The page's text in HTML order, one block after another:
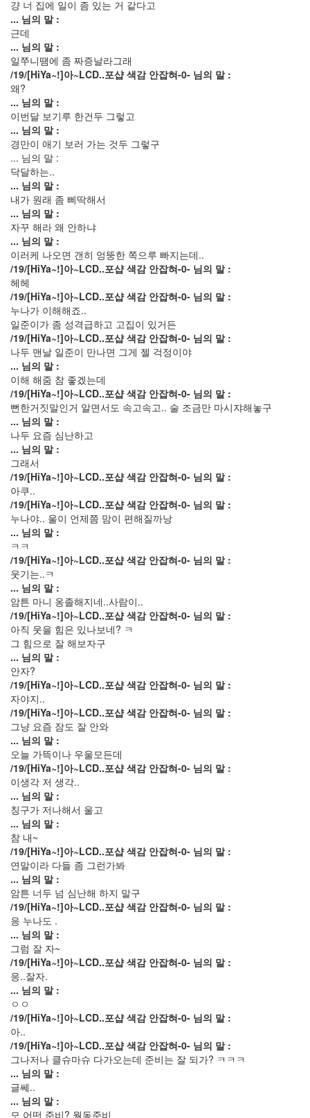
걍 너 집에 일이 좀 있는 거 같다고
... 님의 말 :
근데
... 님의 말 :
일쭈니땜에 좀 짜증날라그래
/19/[HiYa~!]아~LCD..포샵 색감 안잡혀-0- 님의 말 :
왜?
... 님의 말 :
이번달 보기루 한건두 그렇고
... 님의 말 :
경만이 애기 보러 가는 것두 그렇구
... 님의 말 :
닥달하는..
... 님의 말 :
내가 원래 좀 삐딱해서
... 님의 말 :
자꾸 해라 왜 안하냐
... 님의 말 :
이러케 나오면 갠히 엉뚱한 쪽으루 빠지는데..
/19/[HiYa~!]아~LCD..포샵 색감 안잡혀-0- 님의 말 :
헤헤
/19/[HiYa~!]아~LCD..포샵 색감 안잡혀-0- 님의 말 :
누나가 이해해죠..
일준이가 좀 성격급하고 고집이 있거든
/19/[HiYa~!]아~LCD..포샵 색감 안잡혀-0- 님의 말 :
나두 맨날 일준이 만나면 그게 젤 걱정이야
... 님의 말 :
이해 해줌 참 좋겠는데
/19/[HiYa~!]아~LCD..포샵 색감 안잡혀-0- 님의 말 :
뻔한거짓말인거 알면서도 속고속고.. 술 조금만 마시쟈해놓구
... 님의 말 :
나두 요즘 심난하고
... 님의 말 :
그래서
/19/[HiYa~!]아~LCD..포샵 색감 안잡혀-0- 님의 말 :
아쿠..
/19/[HiYa~!]아~LCD..포샵 색감 안잡혀-0- 님의 말 :
누나야.. 울이 언제쯤 맘이 편해질까낭
... 님의 말 :
ㅋㅋ
/19/[HiYa~!]아~LCD..포샵 색감 안잡혀-0- 님의 말 :
웃기는..ㅋ
... 님의 말 :
암튼 마니 옹졸해지네..사람이..
/19/[HiYa~!]아~LCD..포샵 색감 안잡혀-0- 님의 말 :
아직 웃을 힘은 있나보네? ㅋ
그 힘으로 잘 해보자구
... 님의 말 :
안자?
/19/[HiYa~!]아~LCD..포샵 색감 안잡혀-0- 님의 말 :
자야지..
/19/[HiYa~!]아~LCD..포샵 색감 안잡혀-0- 님의 말 :
그냥 요즘 잠도 잘 안와
... 님의 말 :
오늘 가뜩이나 우울모든데
/19/[HiYa~!]아~LCD..포샵 색감 안잡혀-0- 님의 말 :
이생각 저 생각..
... 님의 말 :
칭구가 저나해서 울고
... 님의 말 :
참 내~
/19/[HiYa~!]아~LCD..포샵 색감 안잡혀-0- 님의 말 :
연말이라 다들 좀 그런가봐
... 님의 말 :
암튼 너두 넘 심난해 하지 말구
/19/[HiYa~!]아~LCD..포샵 색감 안잡혀-0- 님의 말 :
응 누나도 .
... 님의 말 :
그럼 잘 자~
/19/[HiYa~!]아~LCD..포샵 색감 안잡혀-0- 님의 말 :
응..잘자.
... 님의 말 :
ㅇㅇ
/19/[HiYa~!]아~LCD..포샵 색감 안잡혀-0- 님의 말 :
아..
/19/[HiYa~!]아~LCD..포샵 색감 안잡혀-0- 님의 말 :
그나저나 클슈마슈 다가오는데 준비는 잘 되가? ㅋㅋㅋ
... 님의 말 :
글쎄..
... 님의 말 :
모 어떤 준비? 월동준비
낌
88
원
하
고
원
하
는
2
시
네
마
스
토
리
22
나
를
울
리
는
음
악
41
스
크
랩
21
그
외
2
데
이
터
뱅
크
37
Design
0
Tatter
Skin
10
Web
10
Apple
1
Tatter
Tip
10
Life/Food
3
etc
2
web
clips
1
포
토
앨
범
215
여
행
14
풍
경
13
우
리
네
습
관
4
쫄
랑
이
똥
글
이
15